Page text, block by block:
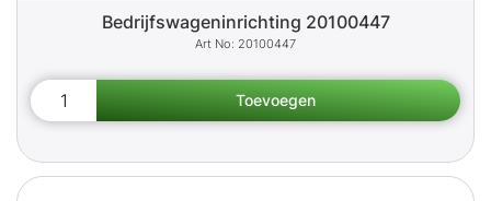
Bedrijfswageninrichting 20100447
20100447